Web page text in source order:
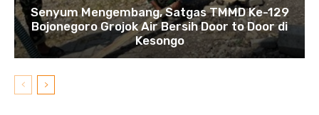
Senyum Mengembang, Satgas TMMD Ke-129
Bojonegoro Grojok Air Bersih Door to Door di
Kesongo